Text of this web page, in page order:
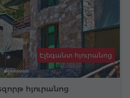
հյուրանոց
Էլեգանտ հյուրանոց